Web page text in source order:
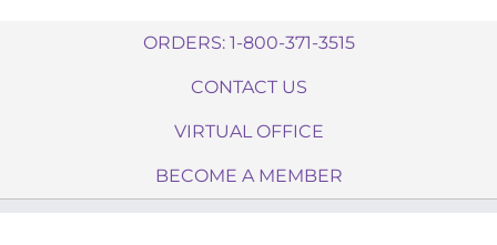
ORDERS: 1-800-371-3515
CONTACT US
VIRTUAL OFFICE
BECOME A MEMBER